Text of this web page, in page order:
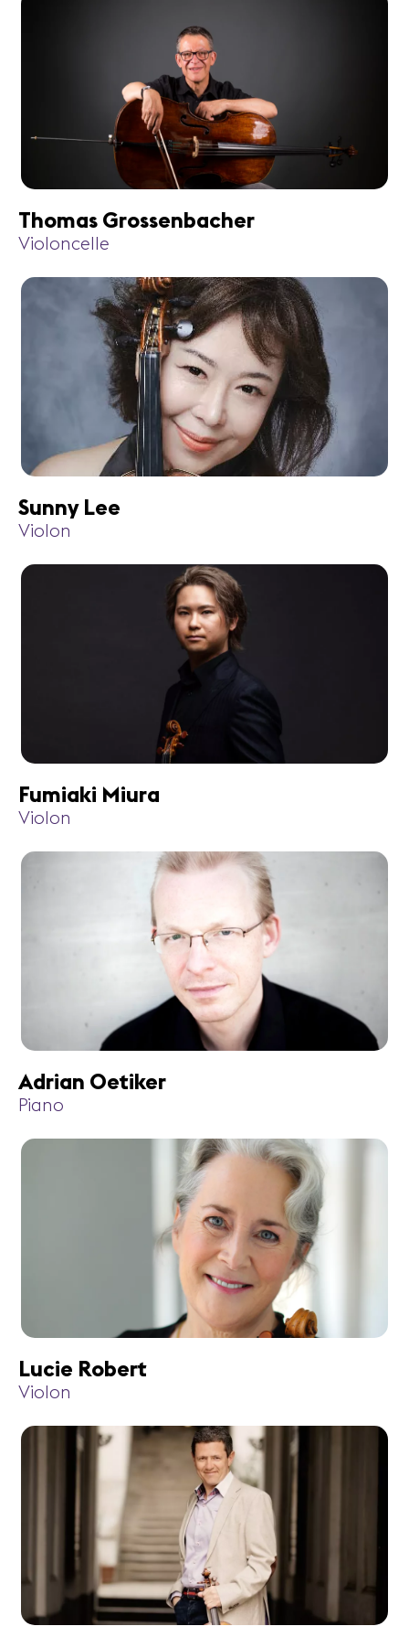
Thomas Grossenbacher
Violoncelle
Sunny Lee
Violon
Fumiaki Miura
Violon
Adrian Oetiker
Piano
Lucie Robert
Violon